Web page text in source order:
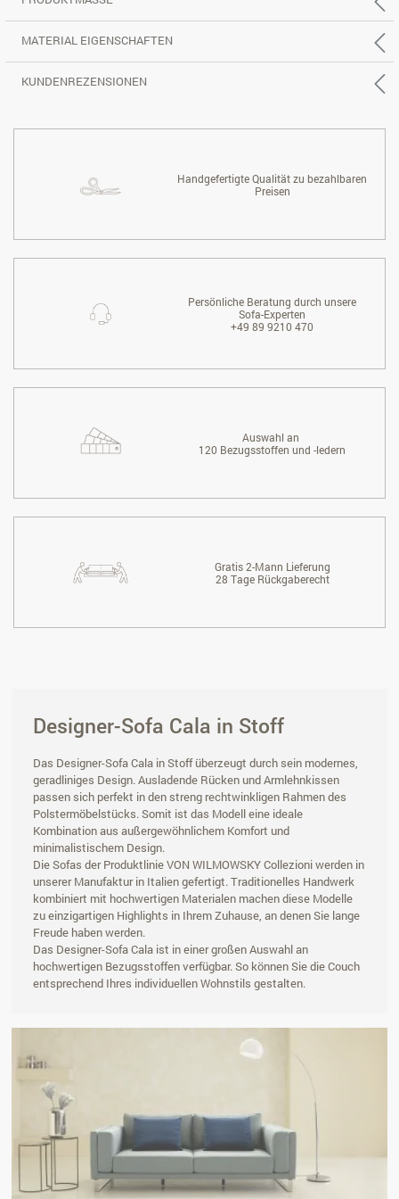
MATERIAL EIGENSCHAFTEN
KUNDENREZENSIONEN
Handgefertigte Qualität zu bezahlbaren
Preisen
Persönliche Beratung durch unsere
Sofa-Experten
+49 89 9210 470
Auswahl an
120 Bezugsstoffen und -ledern
Gratis 2-Mann Lieferung
28 Tage Rückgaberecht
Designer-Sofa Cala in Stoff
Das Designer-Sofa Cala in Stoff überzeugt durch sein modernes,
geradliniges Design. Ausladende Rücken und Armlehnkissen
passen sich perfekt in den streng rechtwinkligen Rahmen des
Polstermöbelstücks. Somit ist das Modell eine ideale
Kombination aus außergewöhnlichem Komfort und
minimalistischem Design.
Die Sofas der Produktlinie VON WILMOWSKY Collezioni werden in
unserer Manufaktur in Italien gefertigt. Traditionelles Handwerk
kombiniert mit hochwertigen Materialen machen diese Modelle
zu einzigartigen Highlights in Ihrem Zuhause, an denen Sie lange
Freude haben werden.
Das Designer-Sofa Cala ist in einer großen Auswahl an
hochwertigen Bezugsstoffen verfügbar. So können Sie die Couch
entsprechend Ihres individuellen Wohnstils gestalten.